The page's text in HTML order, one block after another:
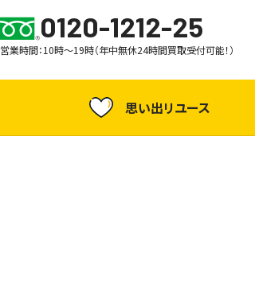
0120-1212-25
営業時間：10時～19時（年中無休24時間買取受付可能！）
思い出リユース